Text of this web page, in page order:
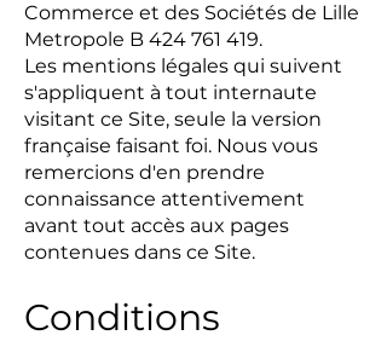
Commerce et des Sociétés de Lille
Metropole B 424 761 419.
Les mentions légales qui suivent
s'appliquent à tout internaute
visitant ce Site, seule la version
française faisant foi. Nous vous
remercions d'en prendre
connaissance attentivement
avant tout accès aux pages
contenues dans ce Site.
Conditions